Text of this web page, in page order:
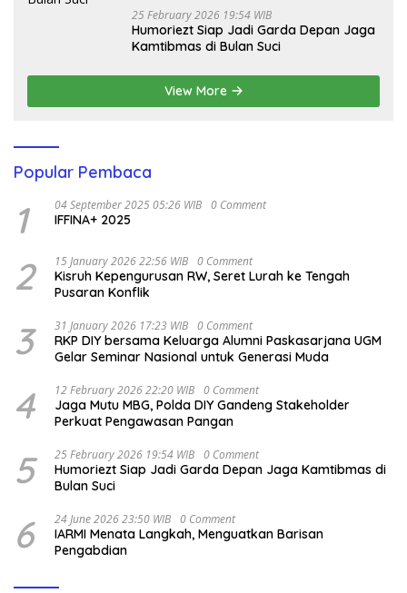
25 February 2026 19:54 WIB
Humoriezt Siap Jadi Garda Depan Jaga
Kamtibmas di Bulan Suci
View More
Popular Pembaca
1 04 September 2025 05:26 WIB 0 Comment
IFFINA+ 2025
2 15 January 2026 22:56 WIB 0 Comment
Kisruh Kepengurusan RW, Seret Lurah ke Tengah
Pusaran Konflik
3 31 January 2026 17:23 WIB 0 Comment
RKP DIY bersama Keluarga Alumni Paskasarjana UGM
Gelar Seminar Nasional untuk Generasi Muda
4 12 February 2026 22:20 WIB 0 Comment
Jaga Mutu MBG, Polda DIY Gandeng Stakeholder
Perkuat Pengawasan Pangan
5 25 February 2026 19:54 WIB 0 Comment
Humoriezt Siap Jadi Garda Depan Jaga Kamtibmas di
Bulan Suci
6 24 June 2026 23:50 WIB 0 Comment
IARMI Menata Langkah, Menguatkan Barisan
Pengabdian